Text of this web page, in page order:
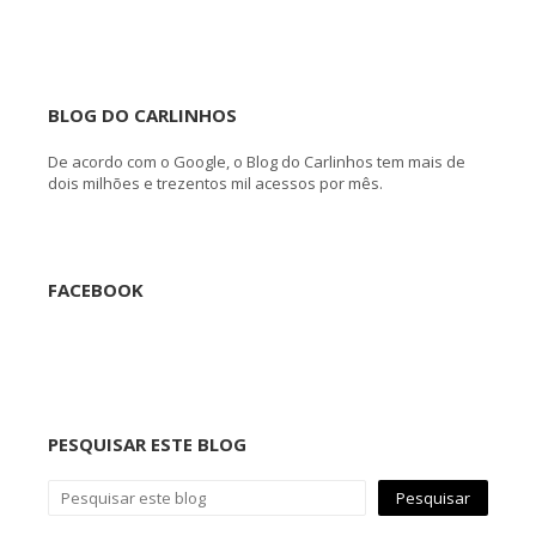
BLOG DO CARLINHOS
De acordo com o Google, o Blog do Carlinhos tem mais de
dois milhões e trezentos mil acessos por mês.
FACEBOOK
PESQUISAR ESTE BLOG